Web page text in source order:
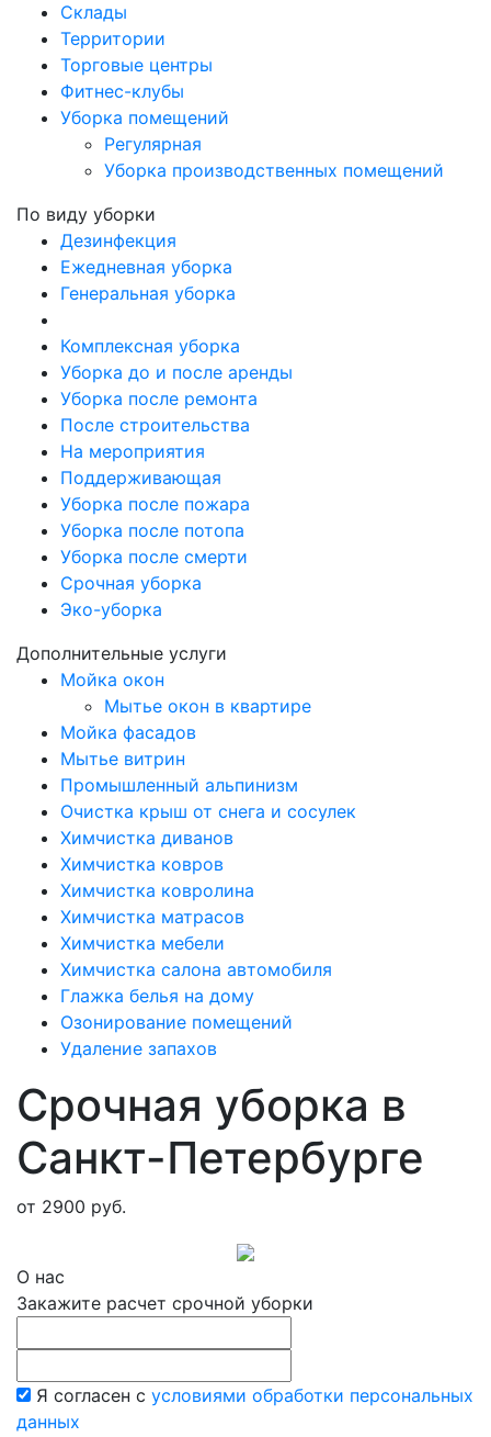
Склады
Территории
Торговые центры
Фитнес-клубы
Уборка помещений
Регулярная
Уборка производственных помещений
По виду уборки
Дезинфекция
Ежедневная уборка
Генеральная уборка
Комплексная уборка
Уборка до и после аренды
Уборка после ремонта
После строительства
На мероприятия
Поддерживающая
Уборка после пожара
Уборка после потопа
Уборка после смерти
Срочная уборка
Эко-уборка
Дополнительные услуги
Мойка окон
Мытье окон в квартире
Мойка фасадов
Мытье витрин
Промышленный альпинизм
Очистка крыш от снега и сосулек
Химчистка диванов
Химчистка ковров
Химчистка ковролина
Химчистка матрасов
Химчистка мебели
Химчистка салона автомобиля
Глажка белья на дому
Озонирование помещений
Удаление запахов
Срочная уборка в
Санкт-Петербурге
от 2900 руб.
О нас
Закажите расчет срочной уборки
Я согласен с условиями обработки персональных
данных